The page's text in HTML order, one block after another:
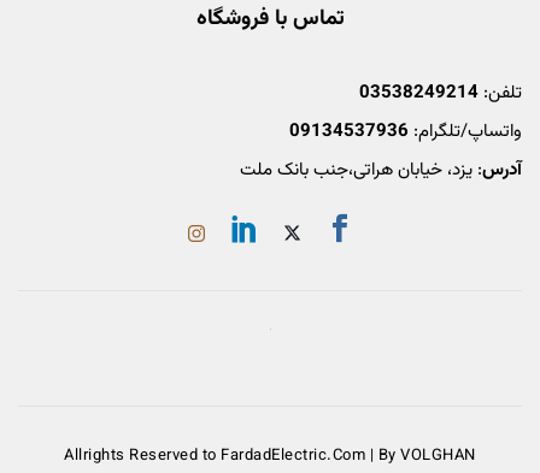
تماس با فروشگاه
تلفن: 03538249214
واتساپ/تلگرام: 09134537936
آدرس: یزد، خیابان هراتی،جنب بانک ملت
Allrights Reserved to FardadElectric.Com | By VOLGHAN